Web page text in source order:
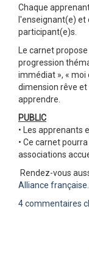
Chaque
l'enseignant(e) et
participant(e)s.
Le carnet
progression
immédiat », « moi
dimension rêve et
apprendre.
PUBLIC
• Les apprenants
• Ce carnet
associations
Rendez-vous
Alliance française.
4 commentaires